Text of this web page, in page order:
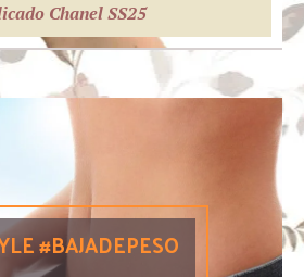
Chanel SS25
#BAJADEPESO